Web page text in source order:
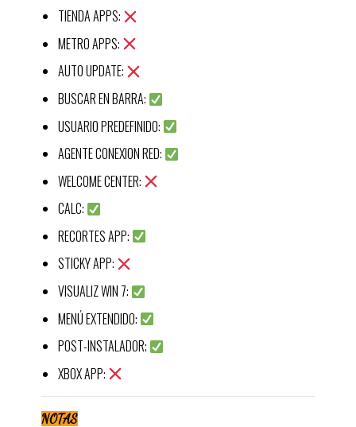
TIENDA APPS:
METRO APPS:
AUTO UPDATE:
BUSCAR EN BARRA:
USUARIO PREDEFINIDO:
AGENTE CONEXION RED:
WELCOME CENTER:
CALC:
RECORTES APP:
STICKY APP:
VISUALIZ WIN 7:
MENÚ EXTENDIDO:
POST-INSTALADOR;
XBOX APP:
NOTAS